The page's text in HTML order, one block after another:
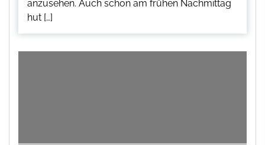
anzusehen. Auch schon am frühen Nachmittag
hut […]